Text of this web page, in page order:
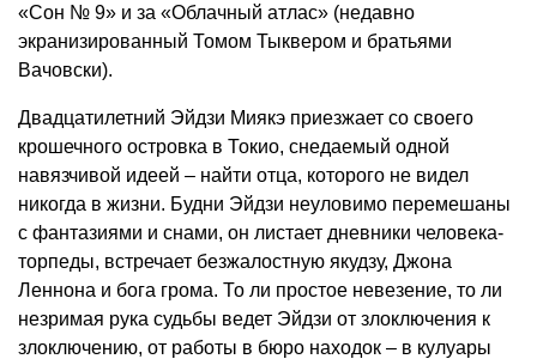
«Сон № 9» и за «Облачный атлас» (недавно
экранизированный Томом Тыквером и братьями
Вачовски).
Двадцатилетний Эйдзи Миякэ приезжает со своего
крошечного островка в Токио, снедаемый одной
навязчивой идеей – найти отца, которого не видел
никогда в жизни. Будни Эйдзи неуловимо перемешаны
с фантазиями и снами, он листает дневники человека-
торпеды, встречает безжалостную якудзу, Джона
Леннона и бога грома. То ли простое невезение, то ли
незримая рука судьбы ведет Эйдзи от злоключения к
злоключению, от работы в бюро находок – в кулуары